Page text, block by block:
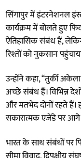
सिंगापुर में इंटरनेशनल
कार्यक्रम में बोलते हुए
ऐतिहासिक संबंध हैं,
रिश्तों को नुकसान
उन्होंने कहा, “तुर्की
अच्छे संबंध हैं। विभिन्न
और मतभेद दोनों रहते हैं।
सकारात्मक एजेंडे पर आगे
भारत के साथ संबंधों पर